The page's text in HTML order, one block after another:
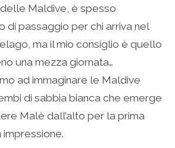
condividere
su
(Si
in
una
finestra)
stampare
(Si
apre
in
una
nuova
finestra)
Maldive, è spesso
di passaggio per chi arriva nel
ma il mio consiglio è quello
una mezza giornata…
ad immaginare le Maldive
di sabbia bianca che emerge
Malè dall’alto per la prima